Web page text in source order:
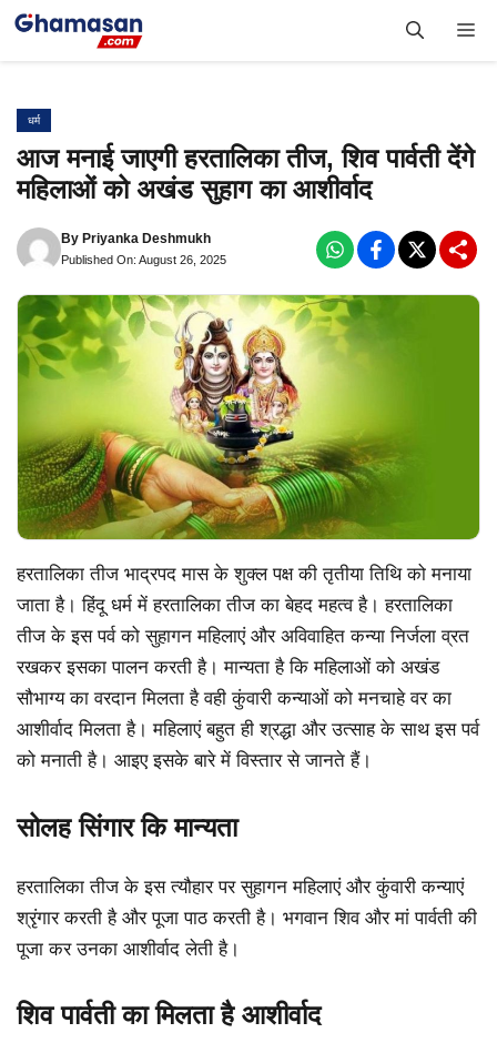
Skip
धर्म
आज मनाई जाएगी हरतालिका तीज, शिव पार्वती देंगे
महिलाओं को अखंड सुहाग का आशीर्वाद
By Priyanka Deshmukh
Published On: August 26, 2025
हरतालिका तीज भाद्रपद मास के शुक्ल पक्ष की तृतीया तिथि को मनाया
जाता है। हिंदू धर्म में हरतालिका तीज का बेहद महत्व है। हरतालिका
तीज के इस पर्व को सुहागन महिलाएं और अविवाहित कन्या निर्जला व्रत
रखकर इसका पालन करती है। मान्यता है कि महिलाओं को अखंड
सौभाग्य का वरदान मिलता है वही कुंवारी कन्याओं को मनचाहे वर का
आशीर्वाद मिलता है। महिलाएं बहुत ही श्रद्धा और उत्साह के साथ इस पर्व
को मनाती है। आइए इसके बारे में विस्तार से जानते हैं।
सोलह सिंगार कि मान्यता
हरतालिका तीज के इस त्यौहार पर सुहागन महिलाएं और कुंवारी कन्याएं
श्रृंगार करती है और पूजा पाठ करती है। भगवान शिव और मां पार्वती की
पूजा कर उनका आशीर्वाद लेती है।
शिव पार्वती का मिलता है आशीर्वाद